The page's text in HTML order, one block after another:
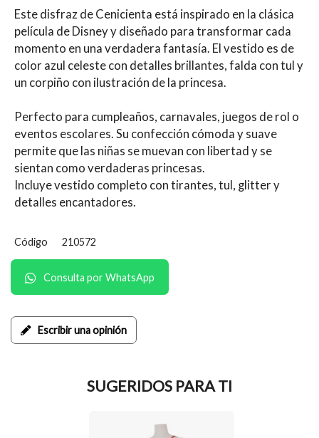
Este disfraz de Cenicienta está inspirado en la clásica
película de Disney y diseñado para transformar cada
momento en una verdadera fantasía. El vestido es de
color azul celeste con detalles brillantes, falda con tul y
un corpiño con ilustración de la princesa.
Perfecto para cumpleaños, carnavales, juegos de rol o
eventos escolares. Su confección cómoda y suave
permite que las niñas se muevan con libertad y se
sientan como verdaderas princesas.
Incluye vestido completo con tirantes, tul, glitter y
detalles encantadores.
Código 210572
Consulta por WhatsApp
Escribir una opinión
SUGERIDOS PARA TI